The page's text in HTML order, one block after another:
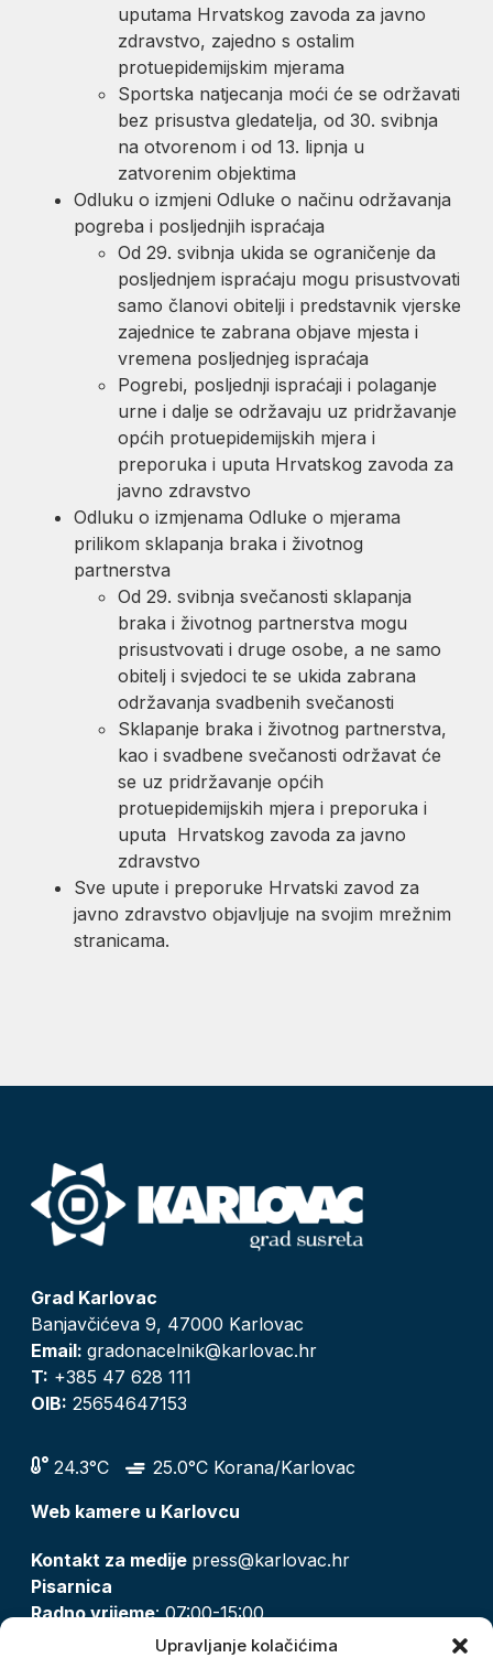
Upravljanje kolačićima
uputama Hrvatskog zavoda za javno
zdravstvo, zajedno s ostalim
protuepidemijskim mjerama
Sportska natjecanja moći će se održavati
bez prisustva gledatelja, od 30. svibnja
na otvorenom i od 13. lipnja u
zatvorenim objektima
Odluku o izmjeni Odluke o načinu održavanja
pogreba i posljednjih ispraćaja
Od 29. svibnja ukida se ograničenje da
posljednjem ispraćaju mogu prisustvovati
samo članovi obitelji i predstavnik vjerske
zajednice te zabrana objave mjesta i
vremena posljednjeg ispraćaja
Pogrebi, posljednji ispraćaji i polaganje
urne i dalje se održavaju uz pridržavanje
općih protuepidemijskih mjera i
preporuka i uputa Hrvatskog zavoda za
javno zdravstvo
Odluku o izmjenama Odluke o mjerama
prilikom sklapanja braka i životnog
partnerstva
Od 29. svibnja svečanosti sklapanja
braka i životnog partnerstva mogu
prisustvovati i druge osobe, a ne samo
obitelj i svjedoci te se ukida zabrana
održavanja svadbenih svečanosti
Sklapanje braka i životnog partnerstva,
kao i svadbene svečanosti održavat će
se uz pridržavanje općih
protuepidemijskih mjera i preporuka i
uputa Hrvatskog zavoda za javno
zdravstvo
Sve upute i preporuke Hrvatski zavod za
javno zdravstvo objavljuje na svojim mrežnim
stranicama.
Grad Karlovac
Banjavčićeva 9, 47000 Karlovac
Email: gradonacelnik@karlovac.hr
T: +385 47 628 111
OIB: 25654647153
24.3°C
25.0°C Korana/Karlovac
Web kamere u Karlovcu
Kontakt za medije press@karlovac.hr
Pisarnica
Radno vrijeme: 07:00-15:00
pisarnica@karlovac.hr